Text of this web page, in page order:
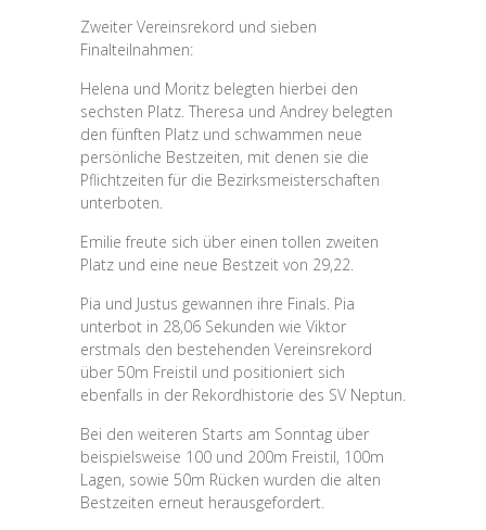
Zweiter Vereinsrekord und sieben
Finalteilnahmen:
Helena und Moritz belegten hierbei den
sechsten Platz. Theresa und Andrey belegten
den fünften Platz und schwammen neue
persönliche Bestzeiten, mit denen sie die
Pflichtzeiten für die Bezirksmeisterschaften
unterboten.
Emilie freute sich über einen tollen zweiten
Platz und eine neue Bestzeit von 29,22.
Pia und Justus gewannen ihre Finals. Pia
unterbot in 28,06 Sekunden wie Viktor
erstmals den bestehenden Vereinsrekord
über 50m Freistil und positioniert sich
ebenfalls in der Rekordhistorie des SV Neptun.
Bei den weiteren Starts am Sonntag über
beispielsweise 100 und 200m Freistil, 100m
Lagen, sowie 50m Rücken wurden die alten
Bestzeiten erneut herausgefordert.